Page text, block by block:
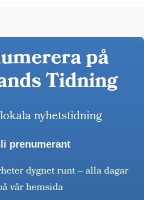
på
Tidning
nyhetstidning
prenumerant
dygnet runt – alla dagar
vår hemsida